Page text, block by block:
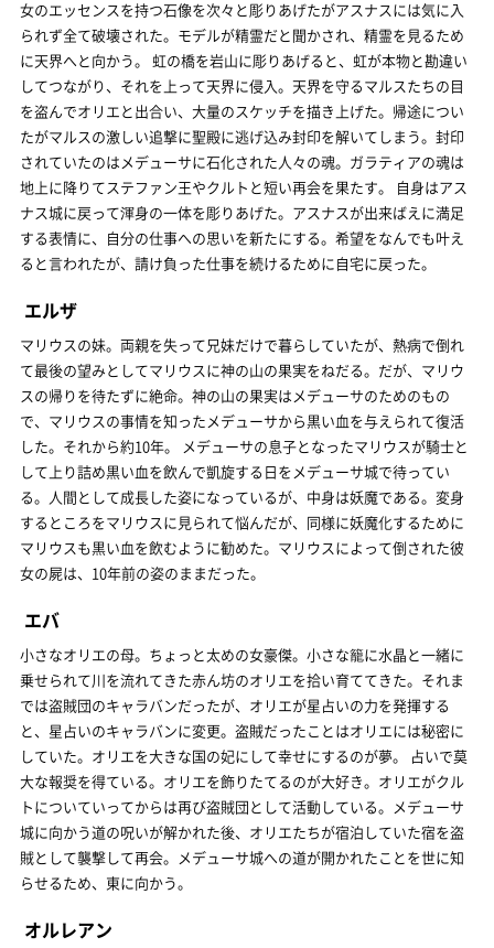
女のエッセンスを持つ石像を次々と彫りあげたがアスナスには気に入
られず全て破壊された。モデルが精霊だと聞かされ、精霊を見るため
に天界へと向かう。 虹の橋を岩山に彫りあげると、虹が本物と勘違い
してつながり、それを上って天界に侵入。天界を守るマルスたちの目
を盗んでオリエと出合い、大量のスケッチを描き上げた。帰途につい
たがマルスの激しい追撃に聖殿に逃げ込み封印を解いてしまう。封印
されていたのはメデューサに石化された人々の魂。ガラティアの魂は
地上に降りてステファン王やクルトと短い再会を果たす。 自身はアス
ナス城に戻って渾身の一体を彫りあげた。アスナスが出来ばえに満足
する表情に、自分の仕事への思いを新たにする。希望をなんでも叶え
ると言われたが、請け負った仕事を続けるために自宅に戻った。
エルザ
マリウスの妹。両親を失って兄妹だけで暮らしていたが、熱病で倒れ
て最後の望みとしてマリウスに神の山の果実をねだる。だが、マリウ
スの帰りを待たずに絶命。神の山の果実はメデューサのためのもの
で、マリウスの事情を知ったメデューサから黒い血を与えられて復活
した。それから約10年。 メデューサの息子となったマリウスが騎士と
して上り詰め黒い血を飲んで凱旋する日をメデューサ城で待ってい
る。人間として成長した姿になっているが、中身は妖魔である。変身
するところをマリウスに見られて悩んだが、同様に妖魔化するために
マリウスも黒い血を飲むように勧めた。マリウスによって倒された彼
女の屍は、10年前の姿のままだった。
エバ
小さなオリエの母。ちょっと太めの女豪傑。小さな籠に水晶と一緒に
乗せられて川を流れてきた赤ん坊のオリエを拾い育ててきた。それま
では盗賊団のキャラバンだったが、オリエが星占いの力を発揮する
と、星占いのキャラバンに変更。盗賊だったことはオリエには秘密に
していた。オリエを大きな国の妃にして幸せにするのが夢。 占いで莫
大な報奨を得ている。オリエを飾りたてるのが大好き。オリエがクル
トについていってからは再び盗賊団として活動している。メデューサ
城に向かう道の呪いが解かれた後、オリエたちが宿泊していた宿を盗
賊として襲撃して再会。メデューサ城への道が開かれたことを世に知
らせるため、東に向かう。
オルレアン